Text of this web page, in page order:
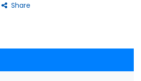
Share